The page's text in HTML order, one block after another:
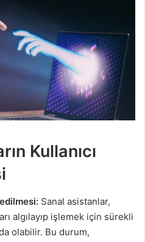
Kullanıcı
Sanal asistanlar,
algılayıp işlemek için sürekli
olabilir. Bu durum,